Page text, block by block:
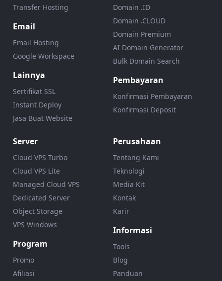
Transfer Hosting
Email
Email Hosting
Google Workspace
Lainnya
Sertifikat SSL
Instant Deploy
Jasa Buat Website
Domain .ID
Domain .CLOUD
Domain Premium
AI Domain Generator
Bulk Domain Search
Pembayaran
Konfirmasi Pembayaran
Konfirmasi Deposit
Server
Cloud VPS Turbo
Cloud VPS Lite
Managed Cloud VPS
Dedicated Server
Object Storage
VPS Windows
Program
Promo
Afiliasi
Perusahaan
Tentang Kami
Teknologi
Media Kit
Kontak
Karir
Informasi
Tools
Blog
Panduan